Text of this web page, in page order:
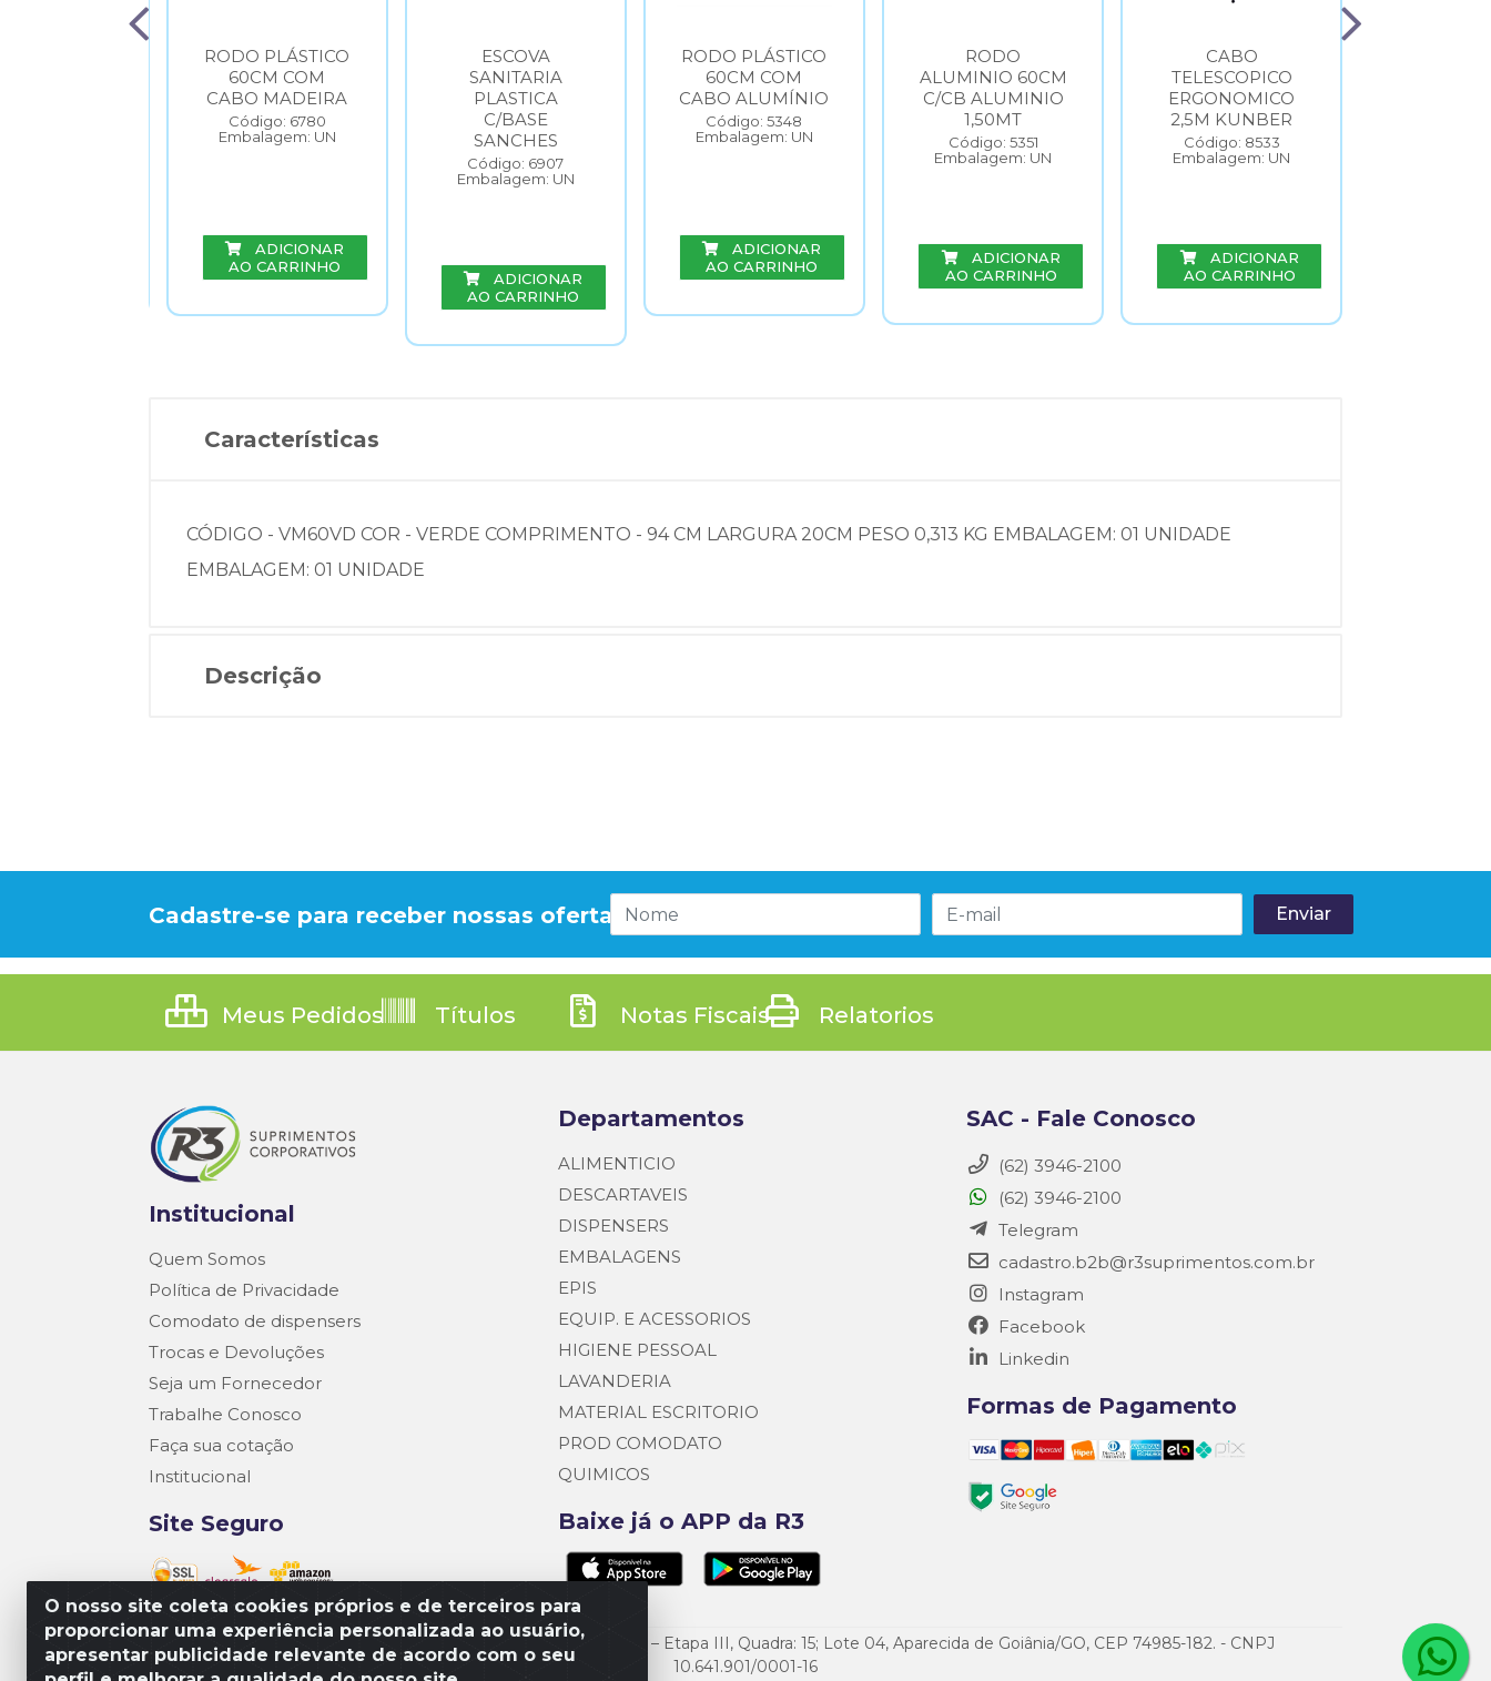
RODO PLÁSTICO
60CM COM
CABO MADEIRA
Código: 6780
Embalagem: UN
ADICIONAR
AO CARRINHO
ESCOVA
SANITARIA
PLASTICA
C/BASE
SANCHES
Código: 6907
Embalagem: UN
ADICIONAR
AO CARRINHO
RODO PLÁSTICO
60CM COM
CABO ALUMÍNIO
Código: 5348
Embalagem: UN
ADICIONAR
AO CARRINHO
RODO
ALUMINIO 60CM
C/CB ALUMINIO
1,50MT
Código: 5351
Embalagem: UN
ADICIONAR
AO CARRINHO
CABO
TELESCOPICO
ERGONOMICO
2,5M KUNBER
Código: 8533
Embalagem: UN
ADICIONAR
AO CARRINHO
Características
CÓDIGO - VM60VD COR - VERDE COMPRIMENTO - 94 CM LARGURA 20CM PESO 0,313 KG EMBALAGEM: 01 UNIDADE
EMBALAGEM: 01 UNIDADE
Descrição
O nosso site coleta cookies próprios e de terceiros para
proporcionar uma experiência personalizada ao usuário,
apresentar publicidade relevante de acordo com o seu
Cadastre-se para receber nossas ofertas!
Meus Pedidos Títulos Notas Fiscais Relatorios
Institucional
Quem Somos
Política de Privacidade
Comodato de dispensers
Trocas e Devoluções
Seja um Fornecedor
Trabalhe Conosco
Faça sua cotação
Institucional
Site Seguro
Departamentos
ALIMENTICIO
DESCARTAVEIS
DISPENSERS
EMBALAGENS
EPIS
EQUIP. E ACESSORIOS
HIGIENE PESSOAL
LAVANDERIA
MATERIAL ESCRITORIO
PROD COMODATO
QUIMICOS
Baixe já o APP da R3
SAC - Fale Conosco
(62) 3946-2100
(62) 3946-2100
Telegram
cadastro.b2b@r3suprimentos.com.br
Instagram
Facebook
Linkedin
Formas de Pagamento
Matriz R3 Suprimentos - Rua 14, Polo Empresarial Goiás – Etapa III, Quadra: 15; Lote 04, Aparecida de Goiânia/GO, CEP 74985-182. - CNPJ
10.641.901/0001-16